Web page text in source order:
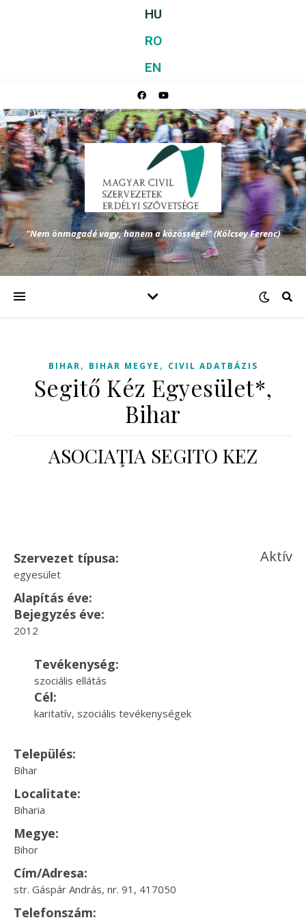
HU
RO
EN
"Nem önmagadé vagy, hanem a közösségé!" (Kölcsey Ferenc)
BIHAR, BIHAR MEGYE , CIVIL ADATBÁZIS
Segitő Kéz Egyesület*,
Bihar
ASOCIAŢIA SEGITO KEZ
Szervezet típusa:
egyesület
Aktív
Alapítás éve:
Bejegyzés éve:
2012
Tevékenység:
szociális ellátás
Cél:
karitatív, szociális tevékenységek
Település:
Bihar
Localitate:
Biharia
Megye:
Bihor
Cím/Adresa:
str. Gáspár András, nr. 91, 417050
Telefonszám: